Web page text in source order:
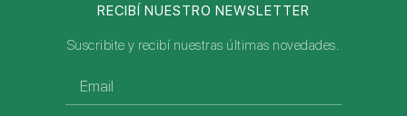
RECIBÍ NUESTRO NEWSLETTER
Suscribite y recibí nuestras últimas novedades.